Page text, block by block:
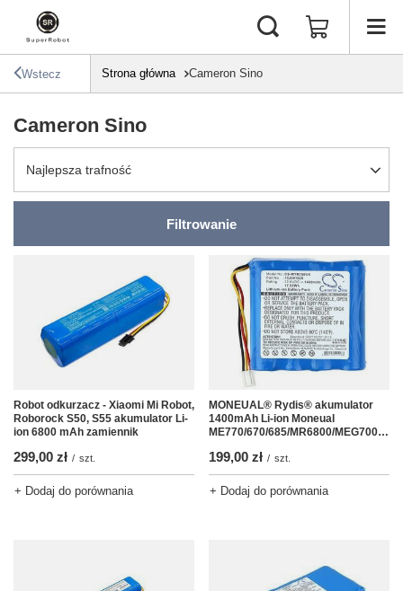
Wstecz Strona główna Cameron Sino
Cameron Sino
Zmień sortowanie
Najlepsza trafność
Filtrowanie
Robot odkurzacz - Xiaomi Mi Robot,
Roborock S50, S55 akumulator Li-
ion 6800 mAh zamiennik
299,00 zł / szt.
+ Dodaj do porównania
MONEUAL® Rydis® akumulator
1400mAh Li-ion Moneual
ME770/670/685/MR6800/MEG7000/MR6500
199,00 zł / szt.
+ Dodaj do porównania